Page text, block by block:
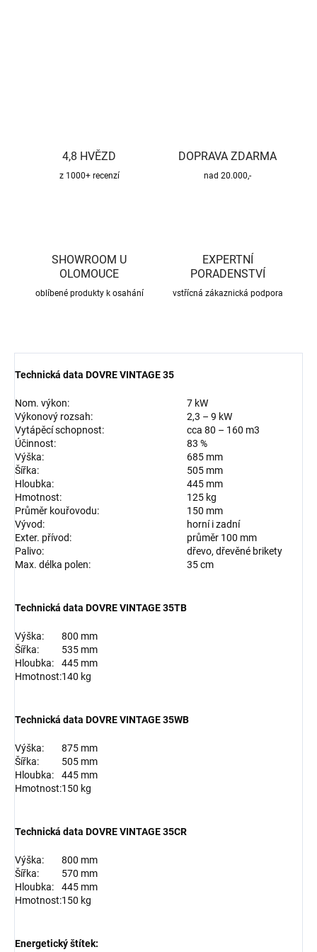
4,8 HVĚZD
z 1000+ recenzí
DOPRAVA ZDARMA
nad 20.000,-
SHOWROOM U
OLOMOUCE
oblíbené produkty k osahání
EXPERTNÍ
PORADENSTVÍ
vstřícná zákaznická podpora
Technická data DOVRE VINTAGE 35
Nom. výkon:
7 kW
Výkonový rozsah:
2,3 – 9 kW
Vytápěcí schopnost:
cca 80 – 160 m3
Účinnost:
83 %
Výška:
685 mm
Šířka:
505 mm
Hloubka:
445 mm
Hmotnost:
125 kg
Průměr kouřovodu:
150 mm
Vývod:
horní i zadní
Exter. přívod:
průměr 100 mm
Palivo:
dřevo, dřevěné brikety
Max. délka polen:
35 cm
Technická data DOVRE VINTAGE 35TB
Výška:
800 mm
Šířka:
535 mm
Hloubka:
445 mm
Hmotnost:140 kg
Technická data DOVRE VINTAGE 35WB
Výška:
875 mm
Šířka:
505 mm
Hloubka:
445 mm
Hmotnost:150 kg
Technická data DOVRE VINTAGE 35CR
Výška:
800 mm
Šířka:
570 mm
Hloubka:
445 mm
Hmotnost:150 kg
Energetický štítek: